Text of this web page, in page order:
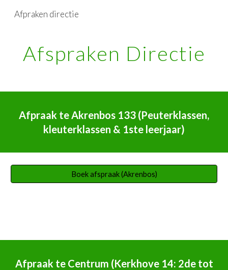
Skip to main content
Afpraken directie
Afspraken Directie
Afpraak te Akrenbos 133 (Peuterklassen,
kleuterklassen & 1ste leerjaar)
Boek afspraak (Akrenbos)
Afpraak te Centrum (Kerkhove 14: 2de tot